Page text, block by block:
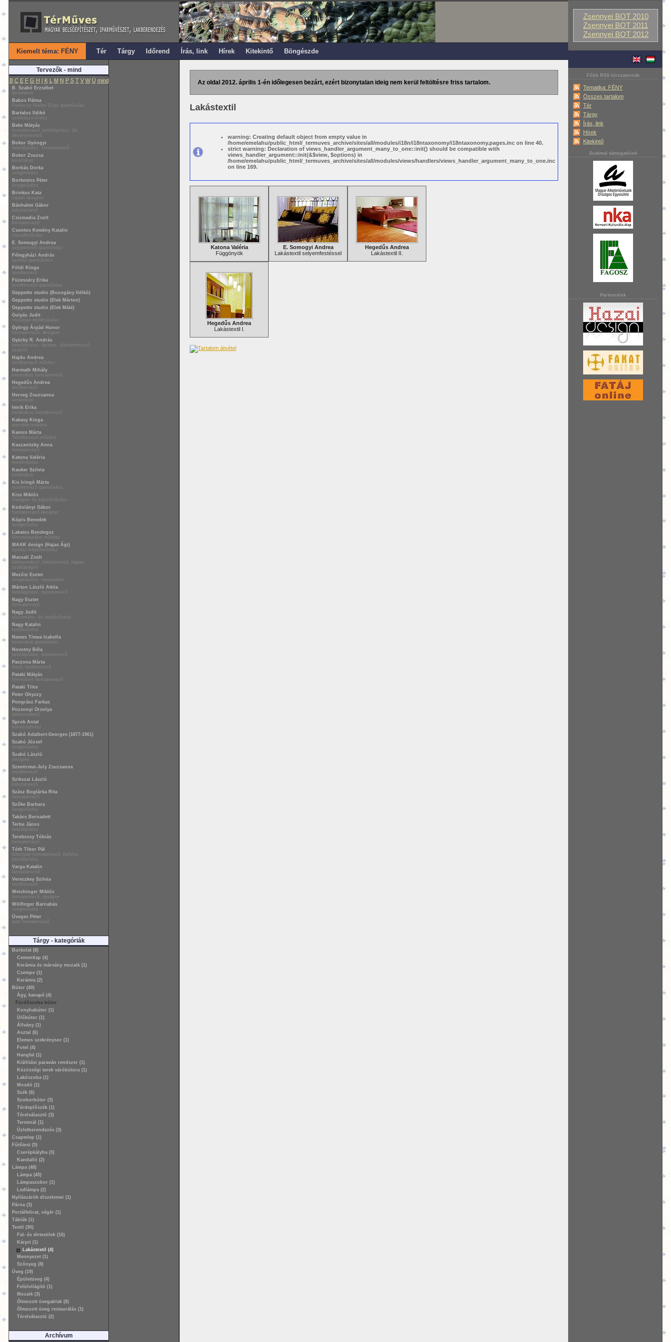
Zsennyei BOT 2010
Zsennyei BOT 2011
Zsennyei BOT 2012
Főbb RSS hírcsatornák
Tematika: FÉNY
Összes tartalom
Tér
Tárgy
Írás, link
Hírek
Kitekintő
Szakmai támogatóink
Partnereink
Kiemelt téma: FÉNY Tér Tárgy Időrend Írás, link Hírek Kitekintő Böngészde
Tervezők - mind
B C E F G H I K L M N P S T V W Ü mind
B. Szabó Erzsébet
keramikus
Babos Pálma
Ferenczy Noémi Díjas iparművész
Bartalus Ildikó
szobrászművész
Beke Mátyás
formatervező, belsőépítész, 3d
látványtervező
Bokor Gyöngyi
belsőépítész, formatervező
Bokor Zsuzsa
keramikus
Borbás Dorka
üvegművész
Borkovics Péter
üvegművész
Brinkus Kata
carpet designer
Bánhalmi Gábor
bútortervező
Csizmadia Zsolt
formatervező
Csontos Kemény Katalin
mozaikművész
E. Somogyi Andrea
selyemfestő iparművész
Félegyházi András
építész-iparművész
Földi Kinga
textiltervező
Füzesséry Erika
textiltervező iparművész
Geppetto studio (Buzogány Ildikó)
Geppetto studio (Elek Márton)
Geppetto studio (Elek Máté)
Gulyás Judit
nívódíjas textilművész
György Árpád Hunor
formatervező, designer
Gyürky R. András
belsőépítész, építész, díszlettervező,
szakíró
Hajdu Andrea
textiltervező művész
Harmath Mihály
keramikus formatervező
Hegedűs Andrea
textiltervező
Herceg Zsuzsanna
kerámikus
Imrik Erika
kerámikus formatervező
Kakasy Kinga
porcelán művész
Kanics Márta
Textiltervező művész
Kaszanitzky Anna
formatervező
Katona Valéria
textilművész
Kauker Szilvia
kerámikus
Kis Iringó Márta
textiltervező iparművész
Kiss Miklós
Designer és képzőművész
Kodolányi Gábor
formatervező designer
Kópis Benedek
üvegművész
Lakatos Bendeguz
fémrestaurátor művész
MAAK design (Hajas Ági)
építész-képzőművész
Macsali Zsolt
lakberendező, bútortervező, faipari
szakújságíró
Mezősi Eszter
üvegművész, restaurátor
Márton László Attila
belsőépítész, bútortervező
Nagy Eszter
formatervező
Nagy Judit
tűzzománc- és festőművész
Nagy Katalin
textilművész
Nemes Tímea Izabella
keramikus iparművész
Novotny Béla
belsőépítész, bútortervező
Paczona Márta
festő, textiltervező
Pataki Mátyás
fémműves formatervező
Pataki Tiles
Peter Ghyczy
Pongrácz Farkas
Pozsonyi Orsolya
lakberendező
Sprok Antal
bútorszobrász
Szabó Adalbert-Georges (1877-1961)
Szabó József
üvegművész
Szabó László
designer
Szentirmai-Joly Zsuzsanna
textiltervező
Szikszai László
bútortervező
Szász Boglárka Rita
formatervező
Szőke Barbara
üvegművész
Takács Bernadett
Terbe János
belsőépítész
Terebessy Tóbiás
formatervező
Tóth Tibor Pál
bútoripari formatervező, építész,
belsőépítész
Varga Katalin
lámpakészítő
Vereczkey Szilvia
textiltervező
Weichinger Miklós
formatervező, designer
Wölfinger Barnabás
üvegművész
Üveges Péter
ipari formatervező
Tárgy - kategóriák
Burkolat (8)
Cementlap (4)
Kerámia és márvány mozaik (1)
Csempe (1)
Kerámia (2)
Bútor (40)
Ágy, kanapé (4)
Fürdőszoba bútor
Konyhabútor (1)
Ülőbútor (1)
Állvány (1)
Asztal (6)
Elemes szekrénysor (1)
Fotel (4)
Hangfal (1)
Kiállítási paraván rendszer (1)
Közösségi terek váróbútora (1)
Lakószoba (1)
Mosdó (1)
Szék (6)
Szoborbútor (3)
Térdeplőszék (1)
Térelválasztó (3)
Terminál (1)
Üzletberendezés (3)
Csaptelep (1)
Fűtőtest (5)
Cserépkályha (3)
Kandalló (2)
Lámpa (48)
Lámpa (45)
Lámpaszobor (1)
Ledlámpa (2)
Nyílászárók díszelemei (1)
Párna (3)
Portálfelirat, cégér (1)
Táblák (1)
Textil (30)
Fal- és tértextilek (16)
Kárpit (1)
Lakástextil (4)
Mennyezet (1)
Szőnyeg (8)
Üveg (19)
Épületüveg (4)
Felülvilágító (1)
Mozaik (3)
Ólmozott üvegablak (8)
Ólmozott üveg restaurálás (1)
Térelválasztó (2)
Archívum
Az oldal 2012. április 1-én időlegesen bezárt, ezért bizonytalan ideig nem kerül feltöltésre friss tartalom.
Lakástextil
warning: Creating default object from empty value in
/home/emelahu/public_html/_termuves_archive/sites/all/modules/i18n/i18ntaxonomy/i18ntaxonomy.pages.inc on line 40.
strict warning: Declaration of views_handler_argument_many_to_one::init() should be compatible with
views_handler_argument::init(&$view, $options) in
/home/emelahu/public_html/_termuves_archive/sites/all/modules/views/handlers/views_handler_argument_many_to_one.inc
on line 169.
Katona Valéria
Függönyök
E. Somogyi Andrea
Lakástextil selyemfestéssel
Hegedűs Andrea
Lakástextil II.
Hegedűs Andrea
Lakástextil I.